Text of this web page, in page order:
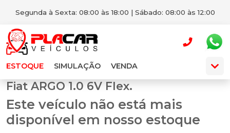
Segunda à Sexta: 08:00 às 18:00 | Sábado: 08:00 às 12:00
ESTOQUE SIMULAÇÃO VENDA
Fiat ARGO 1.0 6V Flex.
Este veículo não está mais
disponível em nosso estoque